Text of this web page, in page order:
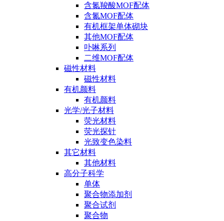
含氮羧酸MOF配体
含氮MOF配体
有机框架单体砌块
其他MOF配体
卟啉系列
二维MOF配体
磁性材料
磁性材料
有机颜料
有机颜料
光学/光子材料
荧光材料
荧光探针
光致变色染料
其它材料
其他材料
高分子科学
单体
聚合物添加剂
聚合试剂
聚合物